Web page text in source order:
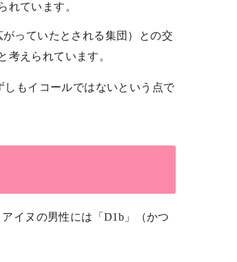
れています。
っていたとされる集団）との交
えられています。
もイコールではないという点で
イヌの男性には「D1b」（かつ